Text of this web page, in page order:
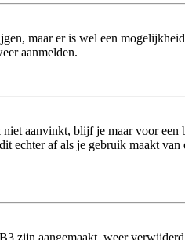
maar er is wel een
aanmelden.
niet aanvinkt, blijf je maar voor een
echter af als je gebruik maakt
zijn aangemaakt, weer